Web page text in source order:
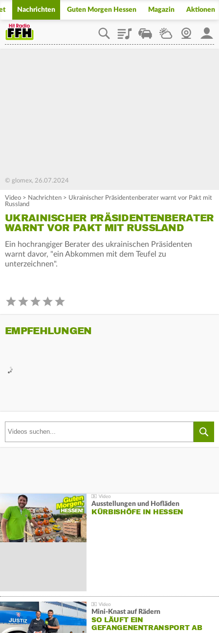
Nachrichten Guten Morgen Hessen Magazin Aktionen
PlaylistStaupilotWetterWebcam
© glomex, 26.07.2024
Video > Nachrichten > Ukrainischer Präsidentenberater warnt vor Pakt mit
Russland
UKRAINISCHER PRÄSIDENTENBERATER
WARNT VOR PAKT MIT RUSSLAND
Ein hochrangiger Berater des ukrainischen Präsidenten
warnt davor, "ein Abkommen mit dem Teufel zu
unterzeichnen".
EMPFEHLUNGEN
Ausstellungen und Hofläden
KÜRBISHÖFE IN HESSEN
Mini-Knast auf Rädern
SO LÄUFT EIN
GEFANGENENTRANSPORT AB